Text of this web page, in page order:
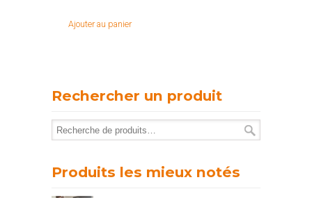
Ajouter au panier
Rechercher un produit
Produits les mieux notés